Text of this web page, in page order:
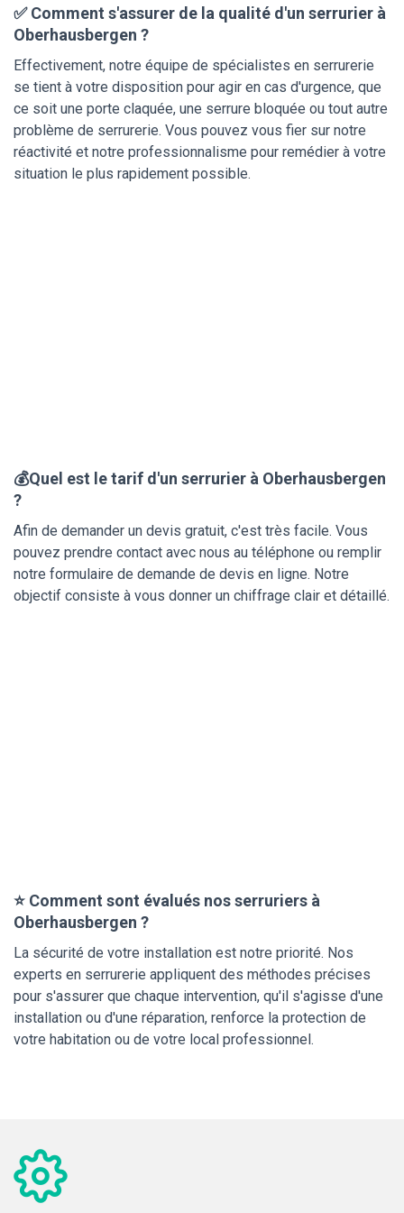
✅ Comment s'assurer de la qualité d'un serrurier à
Oberhausbergen ?
Effectivement, notre équipe de spécialistes en serrurerie
se tient à votre disposition pour agir en cas d'urgence, que
ce soit une porte claquée, une serrure bloquée ou tout autre
problème de serrurerie. Vous pouvez vous fier sur notre
réactivité et notre professionnalisme pour remédier à votre
situation le plus rapidement possible.
💰Quel est le tarif d'un serrurier à Oberhausbergen
?
Afin de demander un devis gratuit, c'est très facile. Vous
pouvez prendre contact avec nous au téléphone ou remplir
notre formulaire de demande de devis en ligne. Notre
objectif consiste à vous donner un chiffrage clair et détaillé.
⭐ Comment sont évalués nos serruriers à
Oberhausbergen ?
La sécurité de votre installation est notre priorité. Nos
experts en serrurerie appliquent des méthodes précises
pour s'assurer que chaque intervention, qu'il s'agisse d'une
installation ou d'une réparation, renforce la protection de
votre habitation ou de votre local professionnel.